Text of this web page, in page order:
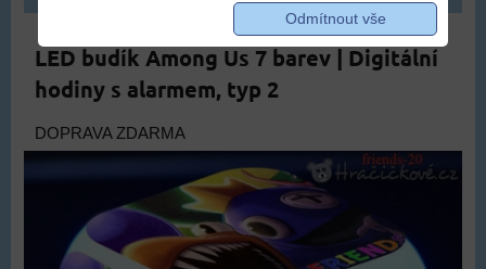
LED budík Among Us 7 barev | Digitální
hodiny s alarmem, typ 2
DOPRAVA ZDARMA
Odmítnout vše